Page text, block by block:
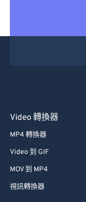
Video 轉換器
MP4 轉換器
Video 到 GIF
MOV 到 MP4
視訊轉換器